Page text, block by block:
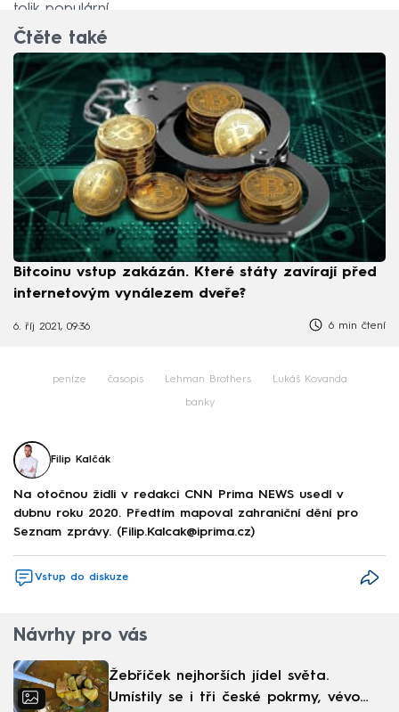
tolik populární.
Čtěte také
Bitcoinu vstup zakázán. Které státy zavírají před
internetovým vynálezem dveře?
6. říj 2021, 09:36 6 min čtení
peníze časopis Lehman Brothers Lukáš Kovanda
banky
Filip Kalčák
Na otočnou židli v redakci CNN Prima NEWS usedl v
dubnu roku 2020. Předtím mapoval zahraniční dění pro
Seznam zprávy. (Filip.Kalcak@iprima.cz)
Vstup do diskuze
Návrhy pro vás
Žebříček nejhorších jídel světa.
Umístily se i tři české pokrmy, vévodí